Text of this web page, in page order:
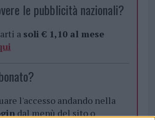
le pubblicità nazionali?
a soli € 1,10 al mese
l'accesso andando nella
dal menù del sito o